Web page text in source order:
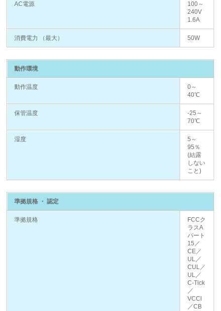
AC電源
100～
240V
1.6A
消費電力 （最大） 50W
動作環境
動作温度
0～
40℃
保管温度
-25～
70℃
湿度
5～
95％
(結露
しない
こと)
準拠規格 ・ 認定
準拠規格
FCCク
ラスA
パート
15／
CE／
UL／
CUL／
UL／
C-Tick
／
VCCI
／CB